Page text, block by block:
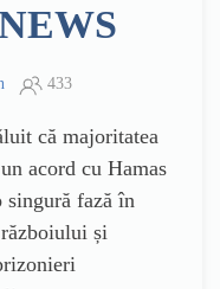
433
că majoritatea
acord cu Hamas
singură fază în
și